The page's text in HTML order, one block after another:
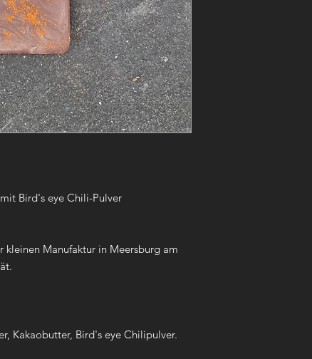
Bird's eye Chili-Pulver
Manufaktur in Meersburg am
Kakaobutter, Bird's eye Chilipulver.